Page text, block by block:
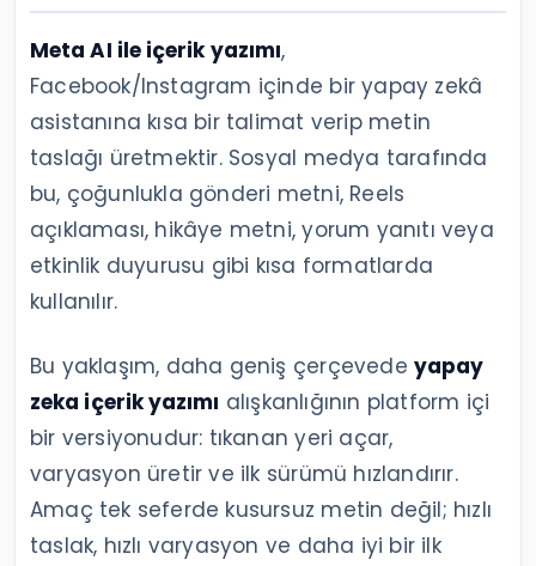
Meta AI ile içerik yazımı,
Facebook/Instagram içinde bir yapay zekâ
asistanına kısa bir talimat verip metin
taslağı üretmektir. Sosyal medya tarafında
bu, çoğunlukla gönderi metni, Reels
açıklaması, hikâye metni, yorum yanıtı veya
etkinlik duyurusu gibi kısa formatlarda
kullanılır.
Bu yaklaşım, daha geniş çerçevede yapay
zeka içerik yazımı alışkanlığının platform içi
bir versiyonudur: tıkanan yeri açar,
varyasyon üretir ve ilk sürümü hızlandırır.
Amaç tek seferde kusursuz metin değil; hızlı
taslak, hızlı varyasyon ve daha iyi bir ilk